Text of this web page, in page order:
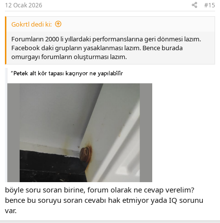
s
:
12 Ocak 2026 #15
Gokrtl dedi ki:
Forumların 2000 li yıllardaki performanslarına geri dönmesi lazım.
Facebook daki grupların yasaklanması lazım. Bence burada
omurgayı forumların oluşturması lazım.
böyle soru soran birine, forum olarak ne cevap verelim?
bence bu soruyu soran cevabı hak etmiyor yada IQ sorunu
var.